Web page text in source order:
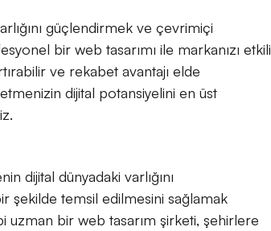
güçlendirmek ve çevrimiçi
bir web tasarımı ile markanızı etkili
ve rekabet avantajı elde
dijital potansiyelini en üst
dijital dünyadaki varlığını
şekilde temsil edilmesini sağlamak
uzman bir web tasarım şirketi, şehirlere